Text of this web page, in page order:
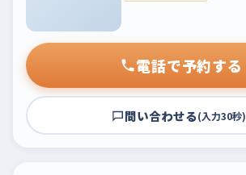
電話で予約する
問い合わせる(入力30秒)